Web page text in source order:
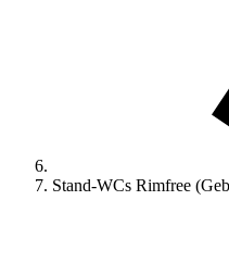
Stand-WCs Rimfree